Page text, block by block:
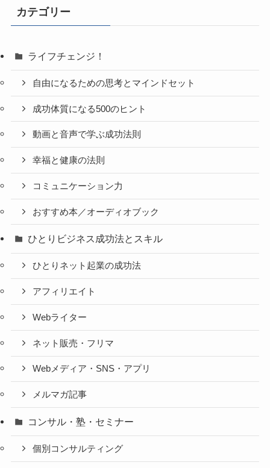
カテゴリー
ライフチェンジ！
自由になるための思考とマインドセット
成功体質になる500のヒント
動画と音声で学ぶ成功法則
幸福と健康の法則
コミュニケーション力
おすすめ本／オーディオブック
ひとりビジネス成功法とスキル
ひとりネット起業の成功法
アフィリエイト
Webライター
ネット販売・フリマ
Webメディア・SNS・アプリ
メルマガ記事
コンサル・塾・セミナー
個別コンサルティング